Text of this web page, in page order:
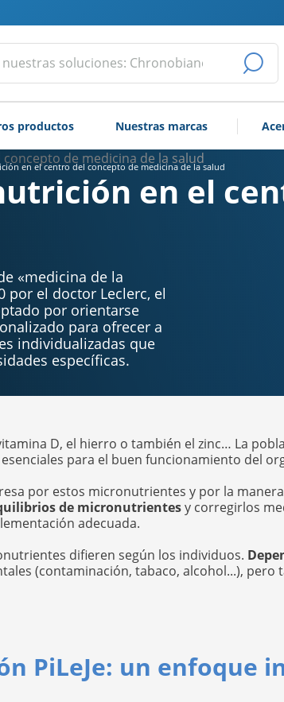
productos Nuestras marcas
en el centro del concepto de medicina de la salud
en el
«medicina de la
por el doctor Leclerc, el
por orientarse
para ofrecer a
individualizadas que
específicas.
D, el hierro o también el zinc… La
para el buen funcionamiento del
por estos micronutrientes y por la
de micronutrientesy corregirlos
adecuada.
difieren según los individuos.
(contaminación, tabaco, alcohol...),
PiLeJe: un enfoque